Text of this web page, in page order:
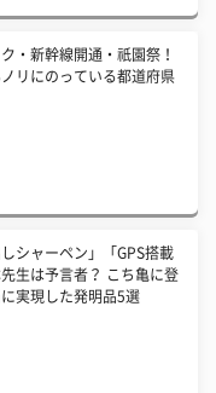
・新幹線開通・祇園祭！
リにのっている都道府県
しシャーペン」「GPS搭載
生は予言者？ こち亀に登
実現した発明品5選